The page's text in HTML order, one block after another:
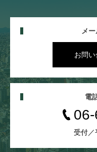
メ
お問
電
受付／